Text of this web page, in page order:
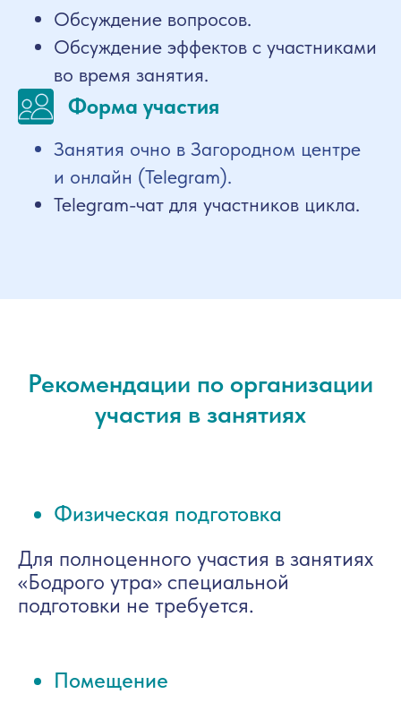
Обсуждение вопросов.
Обсуждение эффектов с участниками
во время занятия.
Форма участия
Занятия очно в Загородном центре
и онлайн (Telegram).
Telegram-чат для участников цикла.
Рекомендации по организации
участия в занятиях
Физическая подготовка
Для полноценного участия в занятиях
«Бодрого утра» специальной
подготовки не требуется.
Помещение